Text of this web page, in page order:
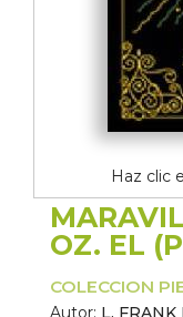
Haz clic
OZ. EL
COLECCION
Autor: L. FRANK